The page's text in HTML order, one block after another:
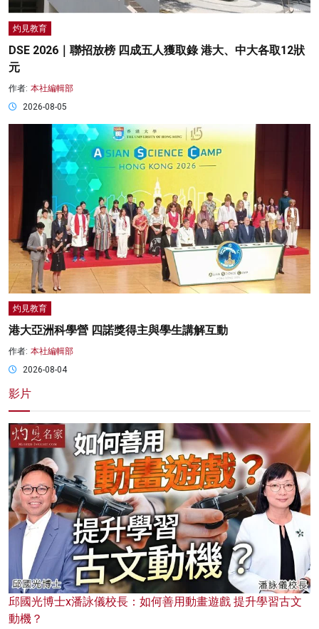
灼見教育
DSE 2026｜聯招放榜 四成五人獲取錄 港大、中大各取12狀
元
作者: 本社編輯部
2026-08-05
灼見教育
港大亞洲科學營 四諾獎得主與學生講解互動
作者: 本社編輯部
2026-08-04
影片
邱國光博士x潘詠儀校長：如何善用動畫遊戲 提升學習古文
動機？